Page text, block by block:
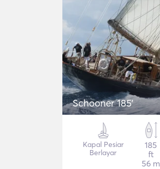
Schooner 185'
Kapal Pesiar
Berlayar
185
ft
56 m